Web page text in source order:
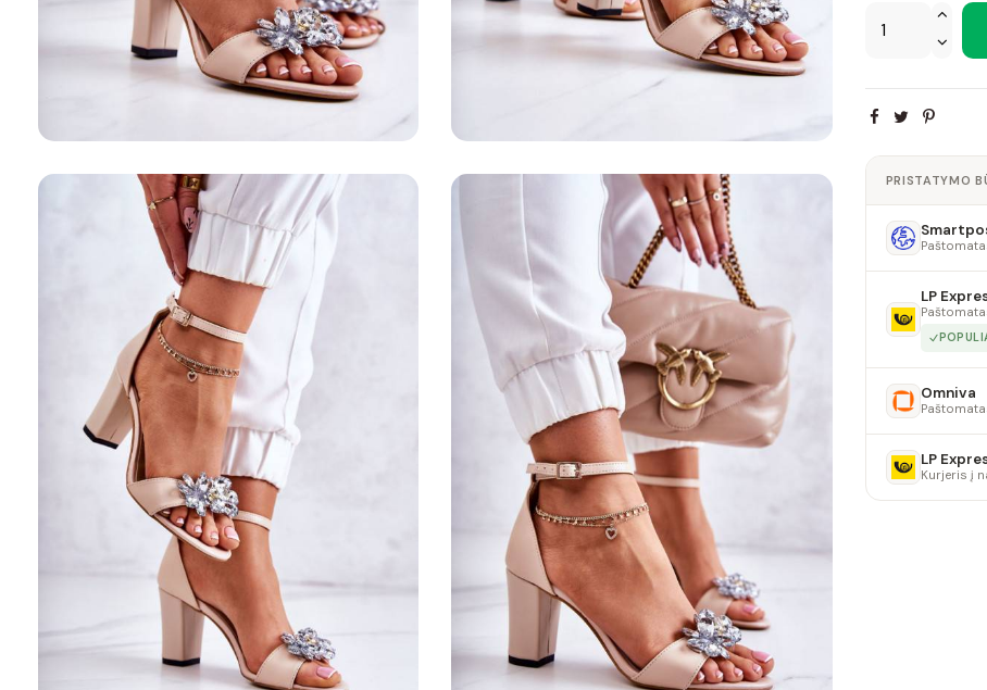
PRISTATYMO
LP
Omniva
LP
Kurjeris į